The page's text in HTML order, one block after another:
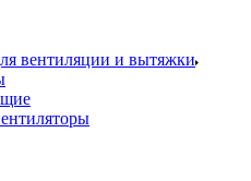
вентиляции и вытяжки